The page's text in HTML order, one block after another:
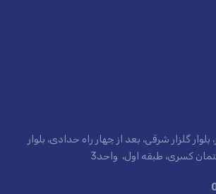
گلزار شرقی، بعد از چهار راه حدادی، بلوار
کسری، طبقه اول، واحد3